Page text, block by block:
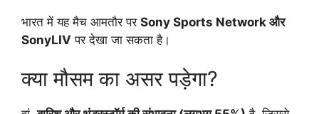
भारत में यह मैच आमतौर पर Sony Sports Network और
SonyLIV पर देखा जा सकता है।
क्या मौसम का असर पड़ेगा?